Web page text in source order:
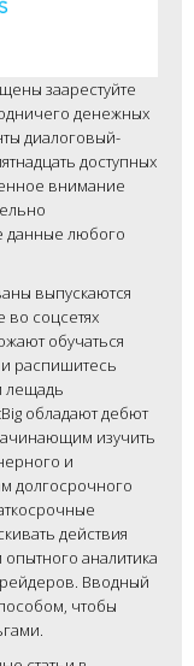
заарестуйте
денежных
диалоговый-
доступных
внимание
данные любого
выпускаются
во соцсетях
обучаться
распишитесь
лещадь
обладают дебют
изучить
и
долгосрочного
действия
аналитика
Вводный
чтобы